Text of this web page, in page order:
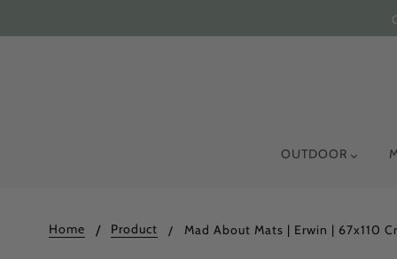
OUTDOOR
Home Product Mad About Mats | Erwin | 67x110